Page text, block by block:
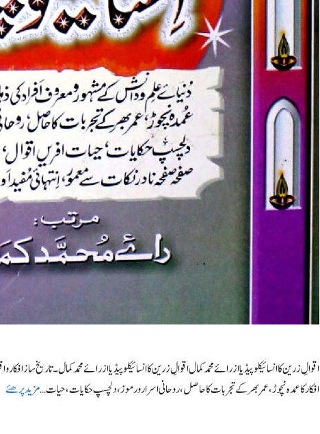
اقوالِ زرین کا انسائیکلوپیڈیا از رائے محمد کمال اقوالِ زرین کا انسائیکلوپیڈیا از رائے محمد کمال۔ تاریخ ساز
افکار کا عمدہ نچوڑ، عمر بھر کے تجربات کا حاصل، روحانی اسرار و رموز، دلچسپ حکایات، حیات …مزید پرھئے